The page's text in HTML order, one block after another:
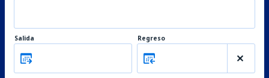
Salida Regreso